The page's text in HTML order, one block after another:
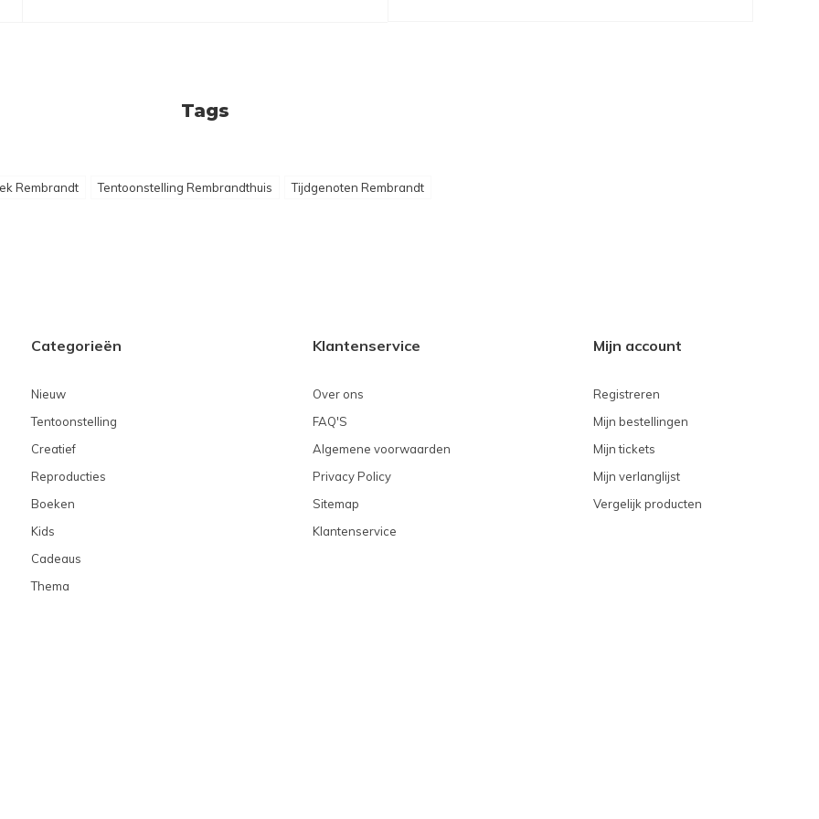
Tags
Rembrandt Tentoonstelling Rembrandthuis Tijdgenoten Rembrandt
Categorieën
Nieuw
Tentoonstelling
Creatief
Reproducties
Boeken
Kids
Cadeaus
Thema
Klantenservice
Over ons
FAQ'S
Algemene voorwaarden
Privacy Policy
Sitemap
Klantenservice
Mijn account
Registreren
Mijn bestellingen
Mijn tickets
Mijn verlanglijst
Vergelijk producten